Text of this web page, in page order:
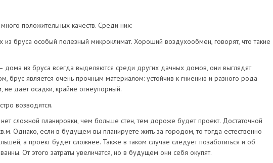
положительных качеств. Среди них:
из бруса особый полезный микроклимат. Хороший воздухообмен, говорят, что такие
дома из бруса всегда выделяются среди других дачных домов, они выглядят
брус является очень прочным материалом: устойчив к гниению и разного рода
не дает осадки, крайне огнеупорный.
возводятся.
сложной планировки, чем больше стен, тем дороже будет проект. Достаточной
Однако, если в будущем вы планируете жить за городом, то тогда естественно
а проект будет сложнее. Также в таком случае следует позаботиться и об
От этого затраты увеличатся, но в будущем они себя окупят.